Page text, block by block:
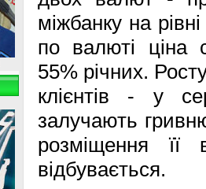
міжбанку на
по валюті ціна
55% річних.
клієнтів - у
залучають
розміщення її
відбувається.